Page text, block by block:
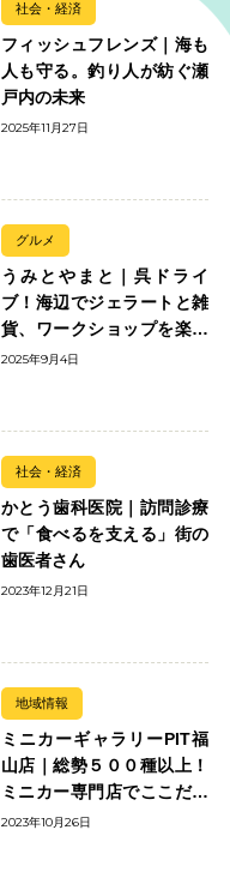
社会・経済
フィッシュフレンズ｜海も
人も守る。釣り人が紡ぐ瀬
戸内の未来
2025年11月27日
グルメ
うみとやまと｜呉ドライ
ブ！海辺でジェラートと雑
貨、ワークショップを楽し
む
2025年9月4日
社会・経済
かとう歯科医院｜訪問診療
で「食べるを支える」街の
歯医者さん
2023年12月21日
地域情報
ミニカーギャラリーPIT福
山店｜総勢５００種以上！
ミニカー専門店でここだけ
の出会いを楽しもう
2023年10月26日